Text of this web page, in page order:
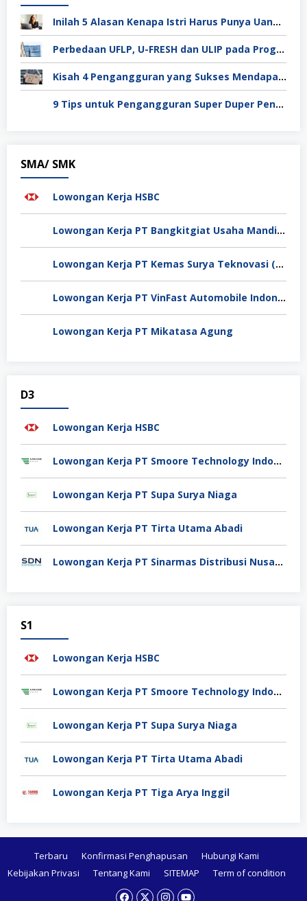
Inilah 5 Alasan Kenapa Istri Harus Punya Uang Sendiri Setelah Menikah
Perbedaan UFLP, U-FRESH dan ULIP pada Program Unilever
Kisah 4 Pengangguran yang Sukses Mendapat Kerja
9 Tips untuk Pengangguran Super Duper Penting
SMA/ SMK
Lowongan Kerja HSBC
Lowongan Kerja PT Bangkitgiat Usaha Mandiri (NT Corp)
Lowongan Kerja PT Kemas Surya Teknovasi (FlexyPack)
Lowongan Kerja PT VinFast Automobile Indonesia
Lowongan Kerja PT Mikatasa Agung
D3
Lowongan Kerja HSBC
Lowongan Kerja PT Smoore Technology Indonesia
Lowongan Kerja PT Supa Surya Niaga
Lowongan Kerja PT Tirta Utama Abadi
Lowongan Kerja PT Sinarmas Distribusi Nusantara
S1
Lowongan Kerja HSBC
Lowongan Kerja PT Smoore Technology Indonesia
Lowongan Kerja PT Supa Surya Niaga
Lowongan Kerja PT Tirta Utama Abadi
Lowongan Kerja PT Tiga Arya Inggil
Terbaru Konfirmasi Penghapusan
Hubungi Kami
Kebijakan Privasi
Tentang Kami SITEMAP Term of condition